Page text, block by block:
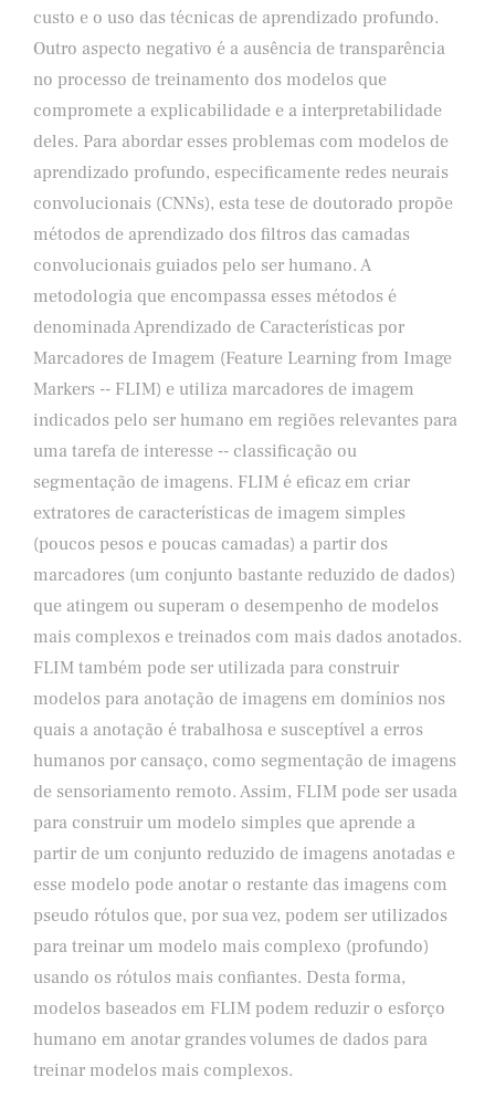
custo e o uso das técnicas de aprendizado profundo.
Outro aspecto negativo é a ausência de transparência
no processo de treinamento dos modelos que
compromete a explicabilidade e a interpretabilidade
deles. Para abordar esses problemas com modelos de
aprendizado profundo, especificamente redes neurais
convolucionais (CNNs), esta tese de doutorado propõe
métodos de aprendizado dos filtros das camadas
convolucionais guiados pelo ser humano. A
metodologia que encompassa esses métodos é
denominada Aprendizado de Características por
Marcadores de Imagem (Feature Learning from Image
Markers -- FLIM) e utiliza marcadores de imagem
indicados pelo ser humano em regiões relevantes para
uma tarefa de interesse -- classificação ou
segmentação de imagens. FLIM é eficaz em criar
extratores de características de imagem simples
(poucos pesos e poucas camadas) a partir dos
marcadores (um conjunto bastante reduzido de dados)
que atingem ou superam o desempenho de modelos
mais complexos e treinados com mais dados anotados.
FLIM também pode ser utilizada para construir
modelos para anotação de imagens em domínios nos
quais a anotação é trabalhosa e susceptível a erros
humanos por cansaço, como segmentação de imagens
de sensoriamento remoto. Assim, FLIM pode ser usada
para construir um modelo simples que aprende a
partir de um conjunto reduzido de imagens anotadas e
esse modelo pode anotar o restante das imagens com
pseudo rótulos que, por sua vez, podem ser utilizados
para treinar um modelo mais complexo (profundo)
usando os rótulos mais confiantes. Desta forma,
modelos baseados em FLIM podem reduzir o esforço
humano em anotar grandes volumes de dados para
treinar modelos mais complexos.